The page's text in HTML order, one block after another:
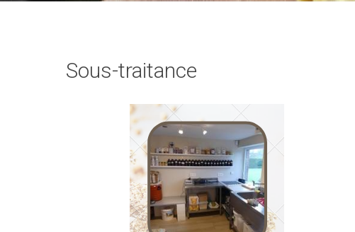
Sous-traitance